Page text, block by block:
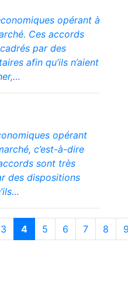
opérant à
Ces accords
par des
afin qu’ils n’aient
opérant
c’est-à-dire
sont très
des dispositions
3 4 5 6 7 8